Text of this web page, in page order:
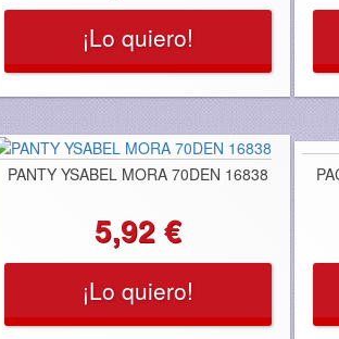
¡Lo quiero!
PANTY YSABEL MORA 70DEN 16838
5,92 €
¡Lo quiero!